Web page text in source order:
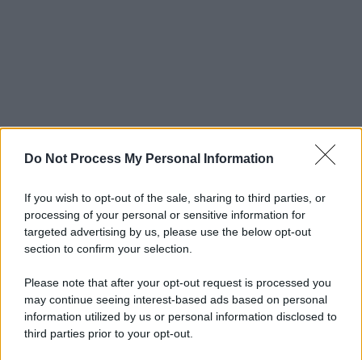
Do Not Process My Personal Information
If you wish to opt-out of the sale, sharing to third parties, or
processing of your personal or sensitive information for
targeted advertising by us, please use the below opt-out
section to confirm your selection.
Please note that after your opt-out request is processed you
may continue seeing interest-based ads based on personal
information utilized by us or personal information disclosed to
third parties prior to your opt-out.